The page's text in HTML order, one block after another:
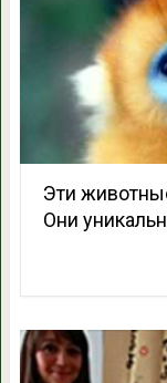
Эти
Они